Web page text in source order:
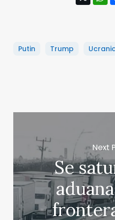
Putin Trump
Next
Se